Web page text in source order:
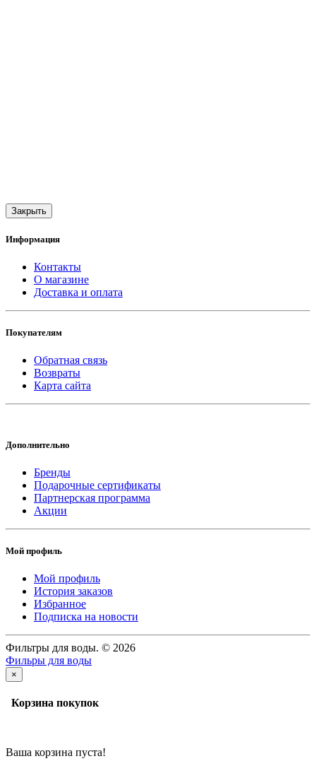
Закрыть
Информация
Контакты
О магазине
Доставка и оплата
Покупателям
Обратная связь
Возвраты
Карта сайта
Дополнительно
Бренды
Подарочные сертификаты
Партнерская программа
Акции
Мой профиль
Мой профиль
История заказов
Избранное
Подписка на новости
Фильтры для воды. © 2026
Фильры для воды
×
Корзина покупок
Ваша корзина пуста!